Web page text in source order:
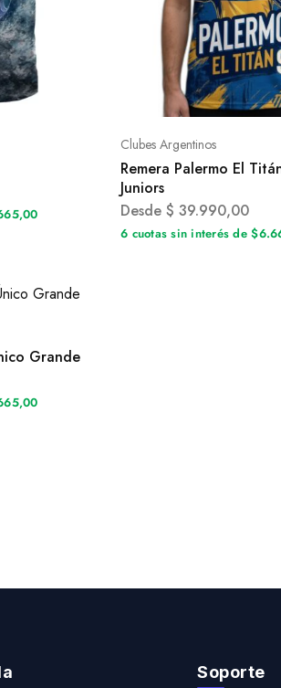
Clubes Argentinos
Remera Palermo El
Juniors
Desde $ 39.990,00
6 cuotas sin interés de
Grande
Soporte